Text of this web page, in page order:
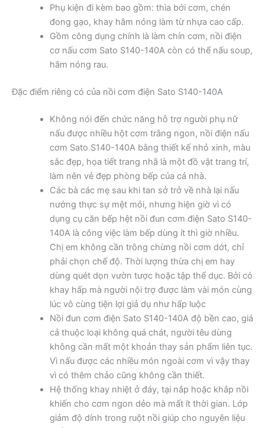
Phụ kiện đi kèm bao gồm: thìa bới cơm, chén
đong gạo, khay hâm nóng làm từ nhựa cao cấp.
Gồm công dụng chính là làm chín cơm, nồi điện
cơ nấu cơm Sato S140-140A còn có thể nấu soup,
hâm nóng rau.
Đặc điểm riêng có của nồi cơm điện Sato S140-140A
Không nói đến chức năng hỗ trợ người phụ nữ
nấu được nhiều hột cơm trắng ngon, nồi điện nấu
cơm Sato S140-140A bằng thiết kế nhỏ xinh, màu
sắc đẹp, họa tiết trang nhã là một đồ vật trang trí,
làm nên vẻ đẹp phòng bếp của cả nhà.
Các bà các mẹ sau khi tan sở trở về nhà lại nấu
nướng thực sự mệt mỏi, nhưng hiện giờ vì có
dụng cụ căn bếp hệt nồi đun cơm điện Sato S140-
140A là công việc làm bếp dùng ít thì giờ nhiều.
Chị em không cần trông chừng nồi cơm dớt, chỉ
phải chọn chế độ. Thời lượng thừa chị em hay
dùng quét dọn vườn tược hoặc tập thể dục. Bởi có
khay hấp mà người nội trợ được làm vài món cùng
lúc vô cùng tiện lợi giả dụ như hấp luộc
Nồi đun cơm điện Sato S140-140A độ bền cao, giá
cả thuộc loại không quá chát, người têu dùng
không cần mất một khoản thay sản phẩm liên tục.
Vì nấu được các nhiều món ngoài cơm vì vậy thay
vì có thêm chảo cũng không cần thiết.
Hệ thống khay nhiệt ở đáy, tại nắp hoặc khắp nồi
khiến cho cơm ngon dẻo mà mất ít thời gian. Lớp
giảm độ dính trong ruột nồi giúp cho nguyên liệu